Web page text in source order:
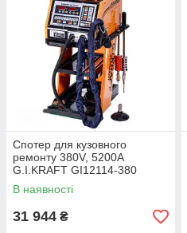
Спотер для кузовного
ремонту 380V, 5200A
G.I.KRAFT GI12114-380
В наявності
31 944 ₴